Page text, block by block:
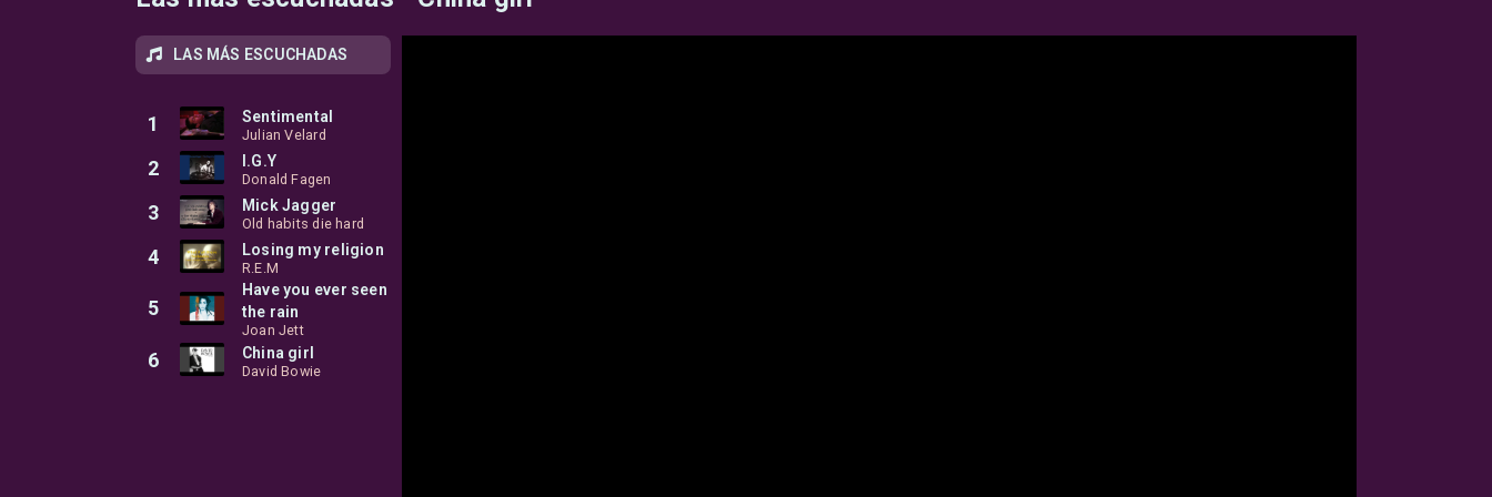
LAS MÁS ESCUCHADAS
1 Sentimental
Julian Velard
2 I.G.Y
Donald Fagen
3 Mick Jagger
Old habits die hard
4 Losing my religion
R.E.M
5
Have you ever seen
the rain
Joan Jett
6 China girl
David Bowie